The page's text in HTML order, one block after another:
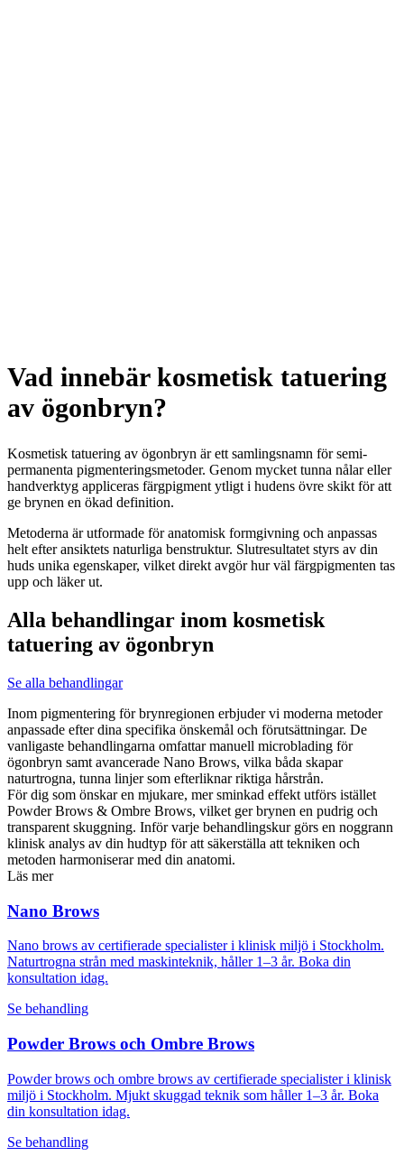
Vad innebär kosmetisk tatuering
av ögonbryn?
Kosmetisk tatuering av ögonbryn är ett samlingsnamn för semi-
permanenta pigmenteringsmetoder. Genom mycket tunna nålar eller
handverktyg appliceras färgpigment ytligt i hudens övre skikt för att
ge brynen en ökad definition.
Metoderna är utformade för anatomisk formgivning och anpassas
helt efter ansiktets naturliga benstruktur. Slutresultatet styrs av din
huds unika egenskaper, vilket direkt avgör hur väl färgpigmenten tas
upp och läker ut.
Alla behandlingar inom kosmetisk
tatuering av ögonbryn
Se alla behandlingar
Inom pigmentering för brynregionen erbjuder vi moderna metoder
anpassade efter dina specifika önskemål och förutsättningar. De
vanligaste behandlingarna omfattar manuell microblading för
ögonbryn samt avancerade Nano Brows, vilka båda skapar
naturtrogna, tunna linjer som efterliknar riktiga hårstrån.
För dig som önskar en mjukare, mer sminkad effekt utförs istället
Powder Brows & Ombre Brows, vilket ger brynen en pudrig och
transparent skuggning. Inför varje behandlingskur görs en noggrann
klinisk analys av din hudtyp för att säkerställa att tekniken och
metoden harmoniserar med din anatomi.
Läs mer
Nano Brows
Nano brows av certifierade specialister i klinisk miljö i Stockholm.
Naturtrogna strån med maskinteknik, håller 1–3 år. Boka din
konsultation idag.
Se behandling
Powder Brows och Ombre Brows
Powder brows och ombre brows av certifierade specialister i klinisk
miljö i Stockholm. Mjukt skuggad teknik som håller 1–3 år. Boka
din konsultation idag.
Se behandling